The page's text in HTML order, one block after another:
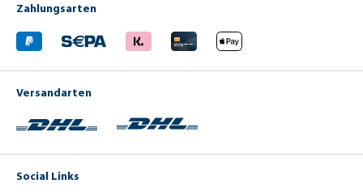
Zahlungsarten
Versandarten
Social Links